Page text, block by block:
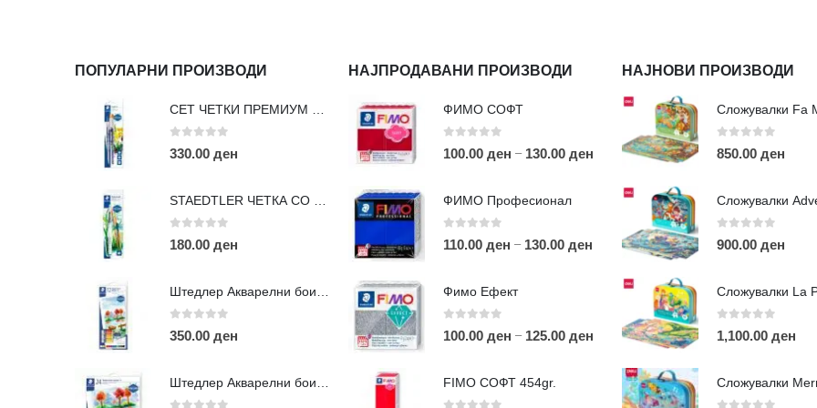
ПОПУЛАРНИ ПРОИЗВОДИ
0out of 5
330.00 ден
0 out of 5
180.00 ден
0out of 5
350.00 ден
НАЈПРОДАВАНИ ПРОИЗВОДИ
ФИМО СОФТ
0 out of 5
100.00 ден – 130.00 ден
ФИМО Професионал
0 out of 5
110.00 ден – 130.00 ден
Фимо Ефект
0 out of 5
100.00 ден – 125.00 ден
FIMO СОФТ 454gr.
НАЈНОВИ ПРОИЗВОДИ
0out of 5
850.00 ден
0 out of 5
900.00 ден
0 out of 5
1,100.00 ден
АДРЕСА:
ул. 3та Македонска Бригада бр.46
ТЕЛЕФОН:
EMAIL:
contact@moehobi.mk
Услови за користење
Кариера
Рекламации